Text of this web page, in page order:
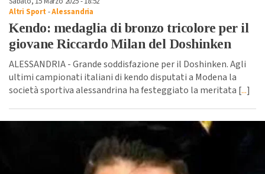
Altri Sport -Alessandria
Kendo: medaglia di bronzo tricolore per il
giovane Riccardo Milan del Doshinken
ALESSANDRIA - Grande soddisfazione per il Doshinken. Agli
ultimi campionati italiani di kendo disputati a Modena la
società sportiva alessandrina ha festeggiato la meritata [...]